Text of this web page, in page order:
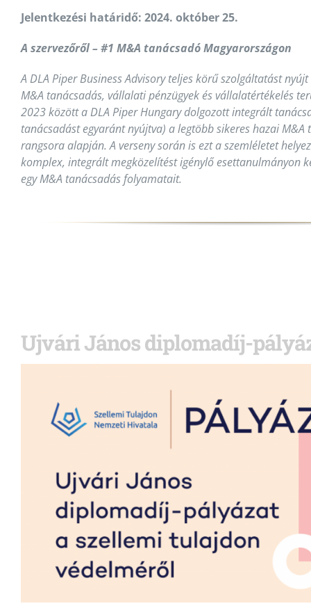
Jelentkezési határidő: 2024. október 25.
A szervezőről –#1 M&A tanácsadó Magyarországon
A DLA Piper Business Advisory teljes körű szolgáltatást
M&A tanácsadás, vállalati pénzügyek és vállalatértékelés
2023 között a DLA Piper Hungary dolgozott integrált
tanácsadást egyaránt nyújtva) a legtöbb sikeres hazai
rangsora alapján. A verseny során is ezt a szemléletet
komplex, integrált megközelítést igénylő esettanulmányon
egy M&A tanácsadás folyamatait.
Ujvári János diplomadíj-